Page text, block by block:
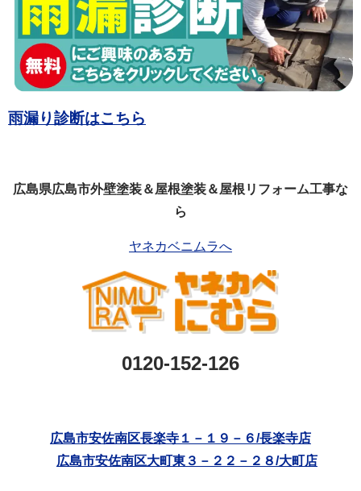
雨漏り診断はこちら
広島県広島市外壁塗装＆屋根塗装＆屋根リフォーム工事な
ら
ヤネカベニムラへ
0120-152-126
広島市安佐南区長楽寺１－１９－６/長楽寺店
広島市安佐南区大町東３－２２－２８/大町店